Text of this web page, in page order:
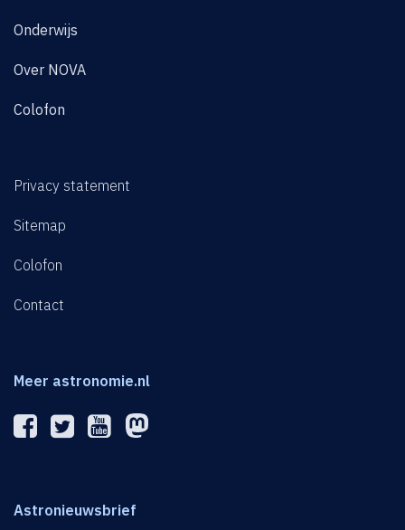
Onderwijs
Over NOVA
Colofon
Privacy statement
Sitemap
Colofon
Contact
Meer astronomie.nl
Astronieuwsbrief